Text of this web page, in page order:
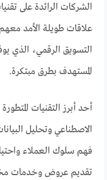
الشركات الرائدة على
علاقات طويلة الأمد
التسويق الرقمي، الذي
المستهدف بطرق مبتكرة.
أحد أبرز التقنيات
الاصطناعي وتحليل
فهم سلوك العملاء
تقديم عروض وخدمات